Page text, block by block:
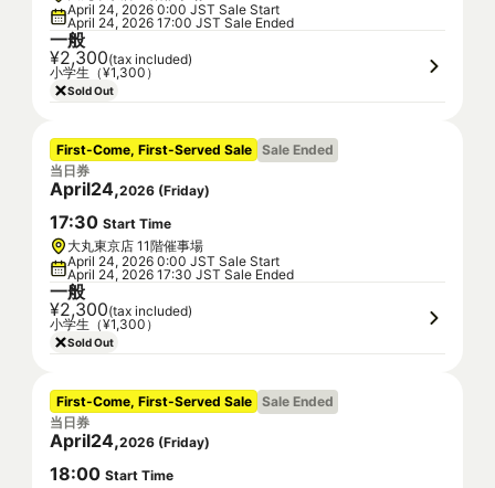
April 24, 2026 0:00 JST Sale Start
April 24, 2026 17:00 JST Sale Ended
一般
¥2,300(tax included)
小学生（¥1,300）
Sold Out
First-Come, First-Served Sale Sale Ended
当日券
April24,2026 (Friday)
17:30 Start Time
大丸東京店 11階催事場
April 24, 2026 0:00 JST Sale Start
April 24, 2026 17:30 JST Sale Ended
一般
¥2,300(tax included)
小学生（¥1,300）
Sold Out
First-Come, First-Served Sale Sale Ended
当日券
April24,2026 (Friday)
18:00 Start Time